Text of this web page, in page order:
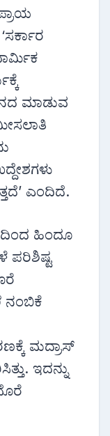
ಮಾಡುವ
ಎಂದಿದೆ.
ಹಿಂದೂ
ಪರಿಶಿಷ್ಟ
ನಂಬಿಕೆ
ಮದ್ರಾಸ್
ಇದನ್ನು